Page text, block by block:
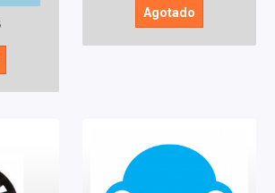
Agotado